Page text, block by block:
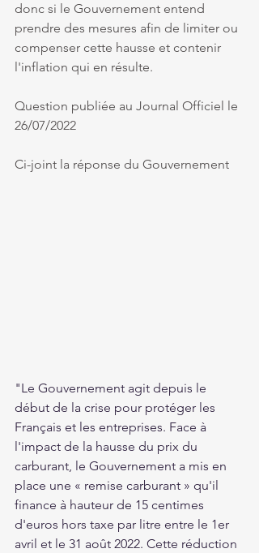
donc si le Gouvernement entend
prendre des mesures afin de limiter ou
compenser cette hausse et contenir
l'inflation qui en résulte.
Question publiée au Journal Officiel le
26/07/2022
Ci-joint la réponse du Gouvernement
"Le Gouvernement agit depuis le
début de la crise pour protéger les
Français et les entreprises. Face à
l'impact de la hausse du prix du
carburant, le Gouvernement a mis en
place une « remise carburant » qu'il
finance à hauteur de 15 centimes
d'euros hors taxe par litre entre le 1er
avril et le 31 août 2022. Cette réduction